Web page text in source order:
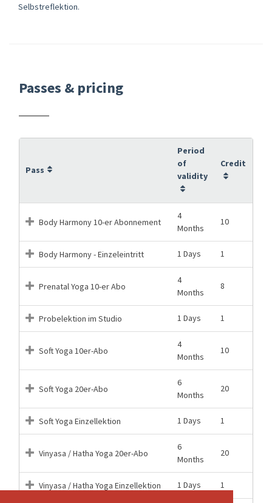
Selbstreflektion.
Passes & pricing
Pass
Period
of
validity
Credit
Body Harmony 10-er Abonnement
4
Months
10
Body Harmony - Einzeleintritt 1 Days 1
Prenatal Yoga 10-er Abo
4
Months
8
Probelektion im Studio 1 Days 1
Soft Yoga 10er-Abo
4
Months
10
Soft Yoga 20er-Abo
6
Months
20
Soft Yoga Einzellektion 1 Days 1
Vinyasa / Hatha Yoga 20er-Abo
6
Months
20
Vinyasa / Hatha Yoga Einzellektion 1 Days 1